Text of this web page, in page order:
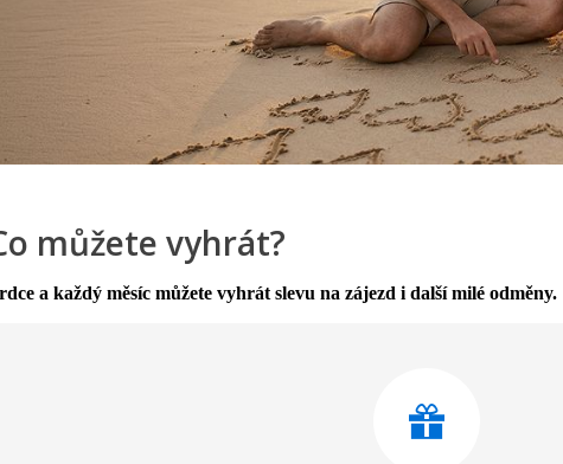
můžete vyhrát?
a každý měsíc můžete vyhrát slevu na zájezd i další milé odměny.